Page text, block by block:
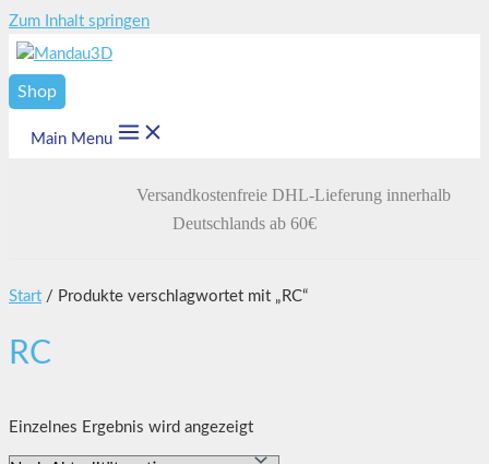
Zum Inhalt springen
Shop
Main Menu
Versandkostenfreie DHL-Lieferung innerhalb
Deutschlands ab 60€
Start / Produkte verschlagwortet mit „RC“
RC
Einzelnes Ergebnis wird angezeigt